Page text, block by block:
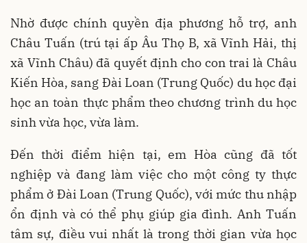
Nhờ được chính quyền địa phương hỗ trợ, anh
Châu Tuấn (trú tại ấp Âu Thọ B, xã Vĩnh Hải, thị
xã Vĩnh Châu) đã quyết định cho con trai là Châu
Kiến Hòa, sang Đài Loan (Trung Quốc) du học đại
học an toàn thực phẩm theo chương trình du học
sinh vừa học, vừa làm.
Đến thời điểm hiện tại, em Hòa cũng đã tốt
nghiệp và đang làm việc cho một công ty thực
phẩm ở Đài Loan (Trung Quốc), với mức thu nhập
ổn định và có thể phụ giúp gia đình. Anh Tuấn
tâm sự, điều vui nhất là trong thời gian vừa học